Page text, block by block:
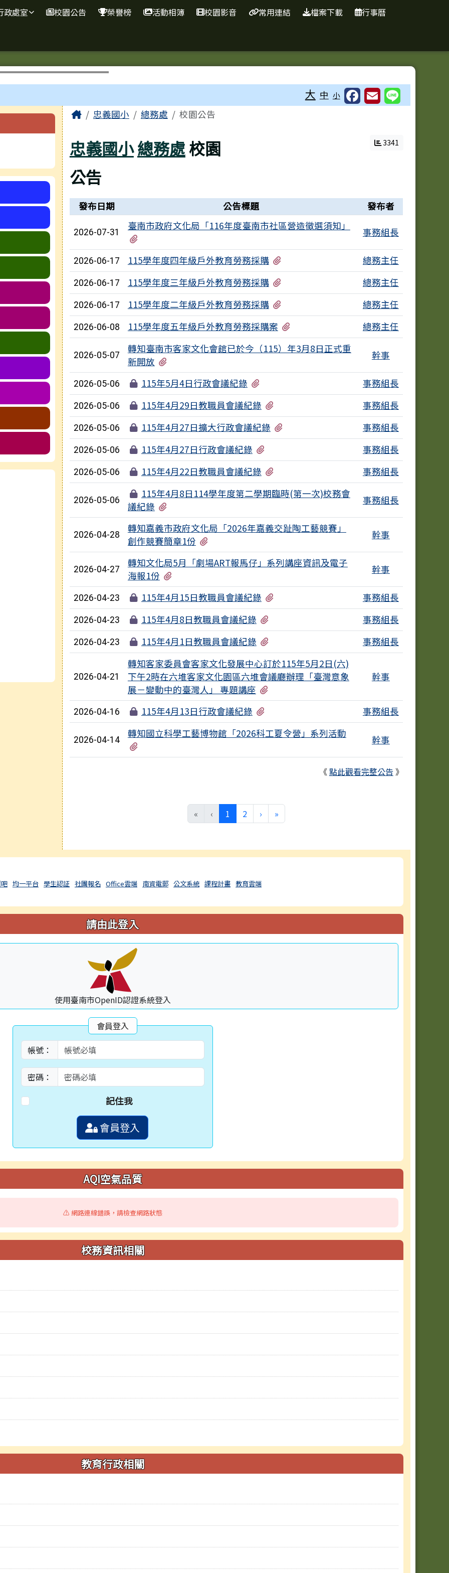
政處室 校園公告 榮譽榜 活動相簿 校園影音 常用連結 檔案下載 行事曆
⏸
大 中 小
主內容區域
Home忠義國小 總務處 校園公告
忠義國小總務處校園
公告
3341
新聞列表
發布日期 公告標題 發布者
2026-07-31
臺南市政府文化局「116年度臺南市社區營造徵選須知」
事務組長
2026-06-17 115學年度四年級戶外教育勞務採購 總務主任
2026-06-17 115學年度三年級戶外教育勞務採購 總務主任
2026-06-17 115學年度二年級戶外教育勞務採購 總務主任
2026-06-08 115學年度五年級戶外教育勞務採購案 總務主任
2026-05-07
轉知臺南市客家文化會館已於今（115）年3月8日正式重
新開放
幹事
2026-05-06 115年5月4日行政會議紀錄 事務組長
2026-05-06 115年4月29日教職員會議紀錄 事務組長
2026-05-06 115年4月27日擴大行政會議紀錄 事務組長
2026-05-06 115年4月27日行政會議紀錄 事務組長
2026-05-06 115年4月22日教職員會議紀錄 事務組長
2026-05-06
115年4月8日114學年度第二學期臨時(第一次)校務會
議紀錄
事務組長
2026-04-28
轉知嘉義市政府文化局「2026年嘉義交趾陶工藝競賽」
創作競賽簡章1份
幹事
2026-04-27
轉知文化局5月「劇場ART報馬仔」系列講座資訊及電子
海報1份
幹事
2026-04-23 115年4月15日教職員會議紀錄 事務組長
2026-04-23 115年4月8日教職員會議紀錄 事務組長
2026-04-23 115年4月1日教職員會議紀錄 事務組長
2026-04-21
轉知客家委員會客家文化發展中心訂於115年5月2日(六)
下午2時在六堆客家文化園區六堆會議廳辦理「臺灣意象
展－變動中的臺灣人」 專題講座
幹事
2026-04-16 115年4月13日行政會議紀錄 事務組長
2026-04-14
轉知國立科學工藝博物館「2026科工夏令營」系列活動
幹事
《點此觀看完整公告 》
« ‹ 1 (目前頁次)
2 › 下一頁
»
均一平台 學生認証 社團報名 Office雲端 南資電郵 公文系統 課程計畫 教育雲端
請由此登入
使用臺南市OpenID認證系統登入
會員登入
帳號：
密碼：
記住我
會員登入
AQI空氣品質
⚠️ 網路連線錯誤，請檢查網路狀態
校務資訊相關
教育行政相關